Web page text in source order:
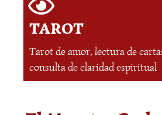
TAROT
Tarot de amor, lectura de
consulta de claridad espiritual